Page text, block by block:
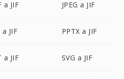
a JIF JPEG a JIF
a JIF PPTX a JIF
a JIF SVG a JIF